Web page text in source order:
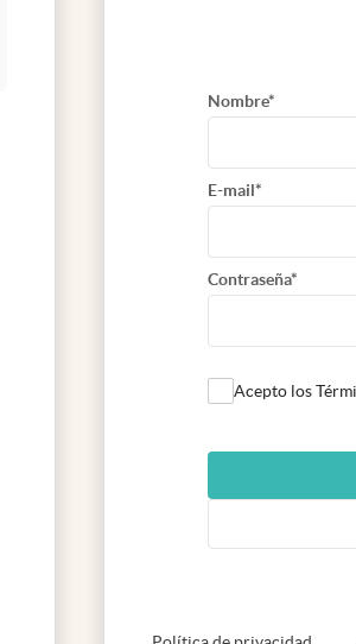
Nombre*
E-mail*
Contraseña*
Acepto los